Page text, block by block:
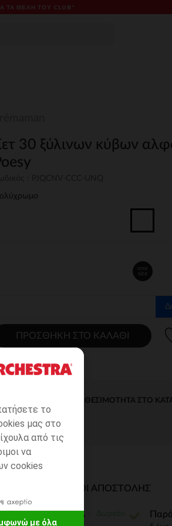
το
μας στο
από τις
να
cookies
με όλα
ΤΑ ΜΈΛΗ ΤΟΥ CLUB*
30 ξύλινων κύβων
one
size
ΠΡΟΣΘΉΚΗ ΣΤΟ ΚΑΛΆΘΙ
ΆΜΕΣΗ ΔΙΑΘΕΣΙΜΌΤΗΤΑ ΣΤΟ
ΤΡΌΠΟΙ ΑΠΟΣΤΟΛΉΣ
ΣΕ ΚΑΤΑΣΤΗΜΑ